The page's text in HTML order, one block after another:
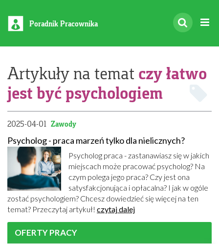
Poradnik Pracownika
Artykuły na temat czy łatwo
jest być psychologiem
2025-04-01 Zawody
Psycholog - praca marzeń tylko dla nielicznych?
Psycholog praca - zastanawiasz się w jakich
miejscach może pracować psycholog? Na
czym polega jego praca? Czy jest ona
satysfakcjonująca i opłacalna? I jak w ogóle
zostać psychologiem? Chcesz dowiedzieć się więcej na ten
temat? Przeczytaj artykuł! czytaj dalej
OFERTY PRACY